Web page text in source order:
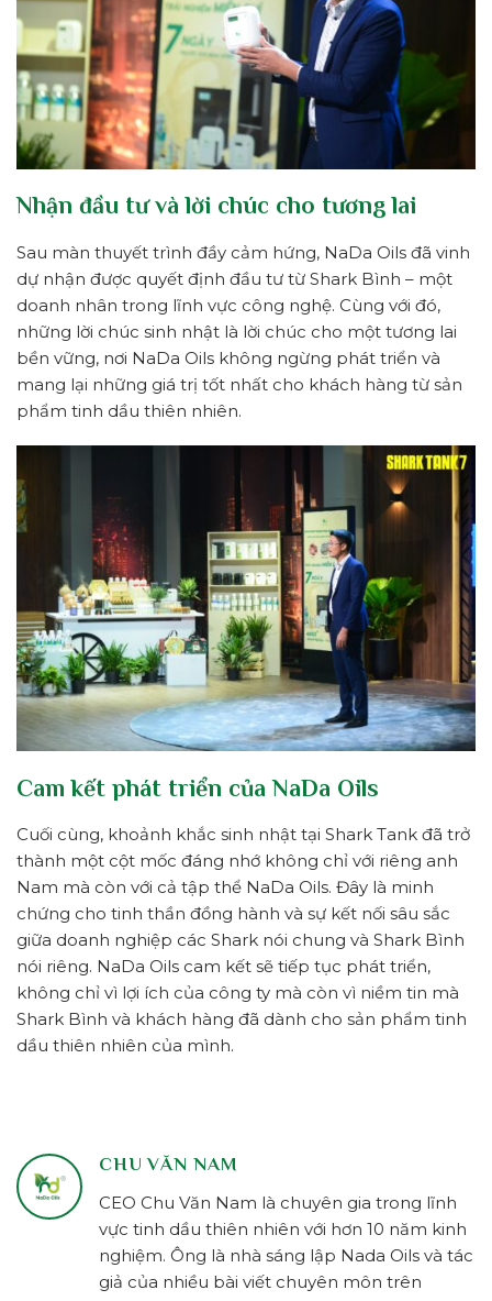
Nhận đầu tư và lời chúc cho tương lai
Sau màn thuyết trình đầy cảm hứng, NaDa Oils đã vinh
dự nhận được quyết định đầu tư từ Shark Bình – một
doanh nhân trong lĩnh vực công nghệ. Cùng với đó,
những lời chúc sinh nhật là lời chúc cho một tương lai
bền vững, nơi NaDa Oils không ngừng phát triển và
mang lại những giá trị tốt nhất cho khách hàng từ sản
phẩm tinh dầu thiên nhiên.
Cam kết phát triển của NaDa Oils
Cuối cùng, khoảnh khắc sinh nhật tại Shark Tank đã trở
thành một cột mốc đáng nhớ không chỉ với riêng anh
Nam mà còn với cả tập thể NaDa Oils. Đây là minh
chứng cho tinh thần đồng hành và sự kết nối sâu sắc
giữa doanh nghiệp các Shark nói chung và Shark Bình
nói riêng. NaDa Oils cam kết sẽ tiếp tục phát triển,
không chỉ vì lợi ích của công ty mà còn vì niềm tin mà
Shark Bình và khách hàng đã dành cho sản phẩm tinh
dầu thiên nhiên của mình.
CHU VĂN NAM
CEO Chu Văn Nam là chuyên gia trong lĩnh
vực tinh dầu thiên nhiên với hơn 10 năm kinh
nghiệm. Ông là nhà sáng lập Nada Oils và tác
giả của nhiều bài viết chuyên môn trên